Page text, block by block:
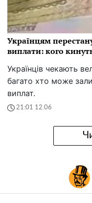
Українцям
виплати: кого
Українців чекають
багато хто може
виплат.
21:01 12.06